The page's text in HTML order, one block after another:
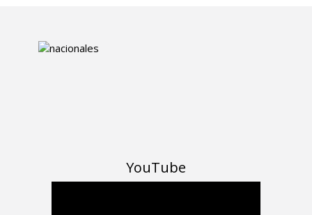
YouTube